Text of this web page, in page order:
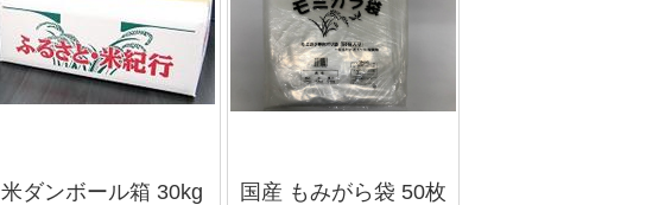
米ダンボール箱 30kg
国産 もみがら袋 50枚